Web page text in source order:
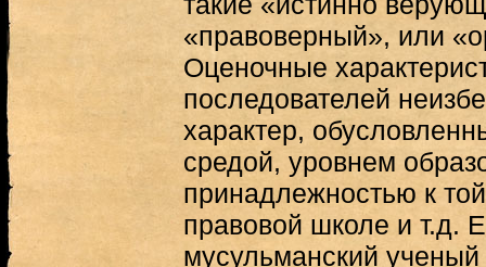
«правоверный», или
Оценочные
последователей
характер,
средой, уровнем
принадлежностью к
правовой школе и т.д.
мусульманский